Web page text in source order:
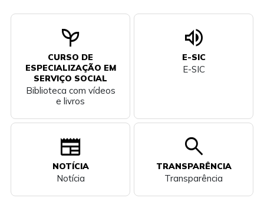
psychiatry
CURSO DE
ESPECIALIZAÇÃO EM
SERVIÇO SOCIAL
Biblioteca com vídeos
e livros
volume_up
E-SIC
E-SIC
newspaper
NOTÍCIA
Notícia
search
TRANSPARÊNCIA
Transparência